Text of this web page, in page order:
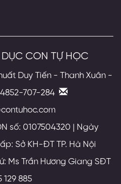
CON TỰ HỌC
Duy Tiến - Thanh Xuân -
707-284
số: 0107504320 | Ngày
Sở KH-ĐT TP. Hà Nội
Ms Trần Hương Giang SĐT
129 885